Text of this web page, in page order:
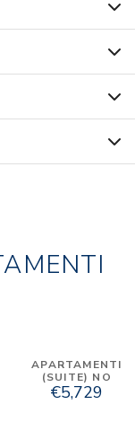
APARTAMENTI
(SUITE) NO
€5,729